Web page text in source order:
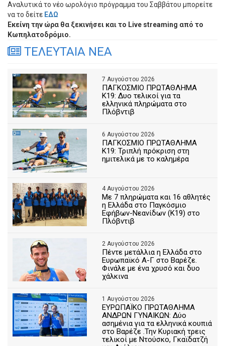
Αναλυτικά το νέο ωρολόγιο πρόγραμμα του Σαββάτου μπορείτε
να το δείτε ΕΔΩ
Εκείνη την ώρα θα ξεκινήσει και το Live streaming από το
Κωπηλατοδρόμιο.
ΤΕΛΕΥΤΑΙΑ ΝΕΑ
7 Αυγούστου 2026
ΠΑΓΚΟΣΜΙΟ ΠΡΩΤΑΘΛΗΜΑ
Κ19: Δυο τελικοί για τα
ελληνικά πληρώματα στο
Πλόβντιβ
6 Αυγούστου 2026
ΠΑΓΚΟΣΜΙΟ ΠΡΩΤΑΘΛΗΜΑ
Κ19: Τριπλή πρόκριση στη
ημιτελικά με το καλημέρα
4 Αυγούστου 2026
Με 7 πληρώματα και 16 αθλητές
η Ελλάδα στο Παγκόσμιο
Εφήβων-Νεανίδων (Κ19) στο
Πλόβντιβ
2 Αυγούστου 2026
Πέντε μετάλλια η Ελλάδα στο
Ευρωπαϊκό Α-Γ στο Βαρέζε.
Φινάλε με ένα χρυσό και δυο
χάλκινα
1 Αυγούστου 2026
ΕΥΡΩΠΑΪΚΟ ΠΡΩΤΑΘΛΗΜΑ
ΑΝΔΡΩΝ ΓΥΝΑΙΚΩΝ: Δύο
ασημένια για τα ελληνικά κουπιά
στο Βαρέζε .Την Κυριακή τρεις
τελικοί με Ντούσκο, Γκαϊδατζή